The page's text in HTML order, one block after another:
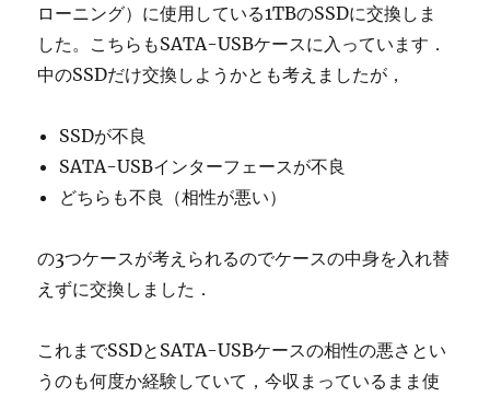
ローニング）に使用している1TBのSSDに交換しま
した。こちらもSATA-USBケースに入っています．
中のSSDだけ交換しようかとも考えましたが，
SSDが不良
SATA-USBインターフェースが不良
どちらも不良（相性が悪い）
の3つケースが考えられるのでケースの中身を入れ替
えずに交換しました．
これまでSSDとSATA-USBケースの相性の悪さとい
うのも何度か経験していて，今収まっているまま使